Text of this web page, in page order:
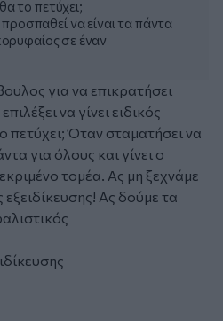
το πετύχει;
να είναι τα πάντα
σε έναν
για να επικρατήσει
να γίνει ειδικός
Όταν σταματήσει να
για όλους και γίνει ο
τομέα. Ας μη ξεχνάμε
Ας δούμε τα